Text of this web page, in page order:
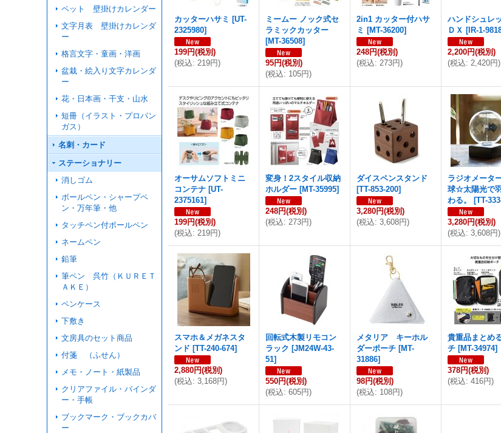
ペット 壁掛けカレンダー
文字月表 壁掛けカレンダ
ー
格言文字・童画・洋画
盆栽・絵入り文字カレンダ
ー
花・日本画・干支・山水
短冊（イラスト・プロパン
ガス）
名刺・カード
ステーショナリー
消しゴム
ボールペン・シャープペ
ン・万年筆・他
タッチペン付ボールペン
ネームペン
鉛筆
筆ペン 呉竹（ＫＵＲＥＴ
ＡＫＥ）
ペンケース
下敷き
文房具のセット商品
付箋 （ふせん）
メモ・ノート・紙製品
クリアファイル・バインダ
ー・手帳
ブックマーク・ブックカバ
ー
カッターハサミ [UT-
2325980]
199円(税別)
(税込: 219円)
ミームー ノック式セ
ラミックカッター
[MT-36508]
95円(税別)
(税込: 105円)
2in1 カッター付ハサ
ミ [MT-36200]
248円(税別)
(税込: 273円)
ハンドシュレ
ＤＸ [IR-1-
2,200円(税別)
(税込: 2,420円)
オーサムソフトミニ
コンテナ [UT-
2375161]
199円(税別)
(税込: 219円)
変身！2スタイル収納
ホルダー [MT-35995]
248円(税別)
(税込: 273円)
ダイスペンスタンド
[TT-853-200]
3,280円(税別)
(税込: 3,608円)
ラジオメータ
球☆太陽光で
わる。
[TT-
3,280円(税別)
(税込: 3,608円)
スマホ＆メガネスタ
ンド [TT-240-674]
2,880円(税別)
(税込: 3,168円)
回転式木製リモコン
ラック [JM24W-43-
51]
550円(税別)
(税込: 605円)
メタリア キーホル
ダーポーチ [MT-
31886]
98円(税別)
(税込: 108円)
貴重品まとめ
チ [MT-34974]
378円(税別)
(税込: 416円)